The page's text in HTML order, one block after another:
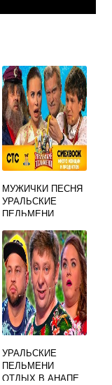
МУЖИЧКИ ПЕСНЯ
УРАЛЬСКИЕ
ПЕЛЬМЕНИ
УРАЛЬСКИЕ
ПЕЛЬМЕНИ
ОТДЫХ В АНАПЕ